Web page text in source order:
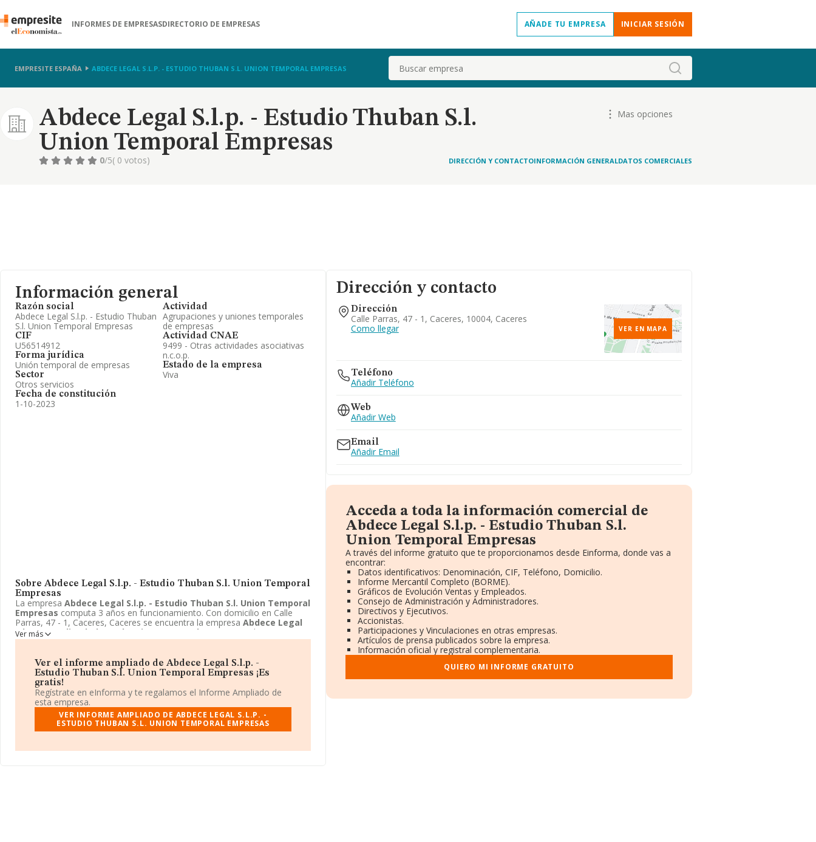
INFORMES DE EMPRESASDIRECTORIO DE EMPRESAS AÑADE TU EMPRESA INICIAR SESIÓN
EMPRESITE ESPAÑA ABDECE LEGAL S.L.P. - ESTUDIO THUBAN S.L. UNION TEMPORAL EMPRESAS Buscar
Abdece Legal S.l.p. - Estudio Thuban S.l.
Union Temporal Empresas
Mas opciones
0/5( 0 votos) DIRECCIÓN Y CONTACTOINFORMACIÓN GENERALDATOS COMERCIALES
Información general
Razón social
Abdece Legal S.l.p. - Estudio Thuban
S.l. Union Temporal Empresas
CIF
U56514912
Forma jurídica
Unión temporal de empresas
Sector
Otros servicios
Fecha de constitución
1-10-2023
Actividad
Agrupaciones y uniones temporales
de empresas
Actividad CNAE
9499 - Otras actividades asociativas
n.c.o.p.
Estado de la empresa
Viva
Sobre Abdece Legal S.l.p. - Estudio Thuban S.l. Union Temporal
Empresas
La empresa Abdece Legal S.l.p. - Estudio Thuban S.l. Union Temporal
Empresas computa 3 años en funcionamiento. Con domicilio en Calle
Parras, 47 - 1, Caceres, Caceres se encuentra la empresa Abdece Legal
S.l.p. - Estudio Thuban S.l. Union Temporal Empresas
. El CNAE que
desarrolla es 9499 - Otras actividades asociativas n.c.o.p..Abdece Legal
como Unión temporal de empresas.
Ver más
Ver el informe ampliado de Abdece Legal S.l.p. -
Estudio Thuban S.l. Union Temporal Empresas ¡Es
gratis!
Regístrate en eInforma y te regalamos el Informe Ampliado de
esta empresa.
VER INFORME AMPLIADO DE ABDECE LEGAL S.L.P. -
ESTUDIO THUBAN S.L. UNION TEMPORAL EMPRESAS
Dirección y contacto
Dirección
Calle Parras, 47 - 1, Caceres, 10004, Caceres
Como llegar
VER EN MAPA
Teléfono
Añadir Teléfono
Web
Añadir Web
Email
Añadir Email
Acceda a toda la información comercial de
Abdece Legal S.l.p. - Estudio Thuban S.l.
Union Temporal Empresas
A través del informe gratuito que te proporcionamos desde Einforma, donde vas a
encontrar:
Datos identificativos: Denominación, CIF, Teléfono, Domicilio.
Informe Mercantil Completo (BORME).
Gráficos de Evolución Ventas y Empleados.
Consejo de Administración y Administradores.
Directivos y Ejecutivos.
Accionistas.
Participaciones y Vinculaciones en otras empresas.
Artículos de prensa publicados sobre la empresa.
Información oficial y registral complementaria.
QUIERO MI INFORME GRATUITO